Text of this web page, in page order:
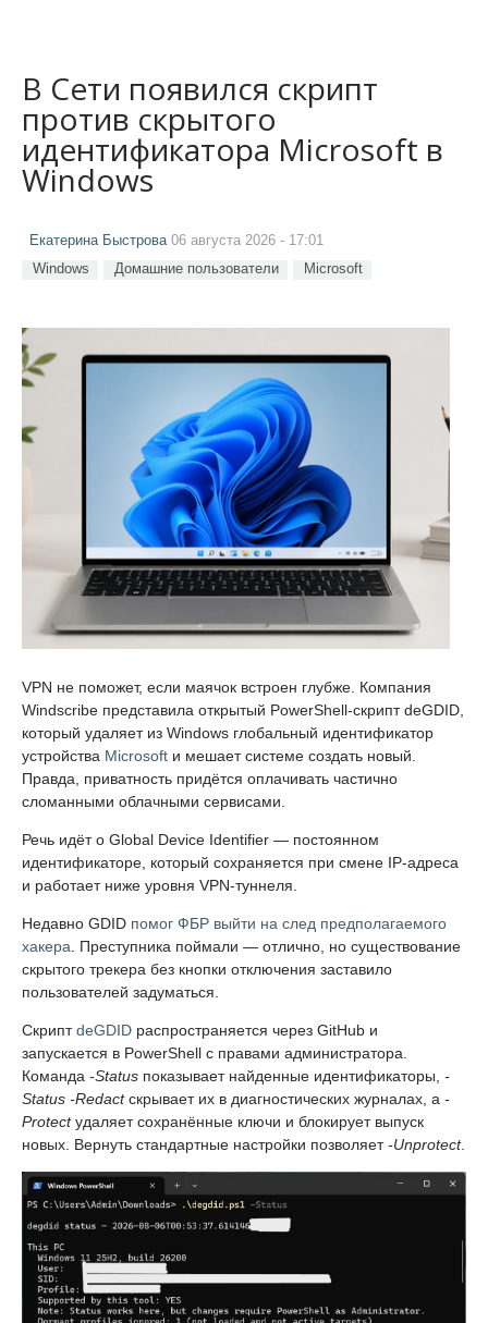
В Сети появился скрипт
против скрытого
идентификатора Microsoft в
Windows
Екатерина Быстрова06 августа 2026 - 17:01
Windows Домашние пользователи Microsoft
VPN не поможет, если маячок встроен глубже. Компания
Windscribe представила открытый PowerShell-скрипт deGDID,
который удаляет из Windows глобальный идентификатор
устройства Microsoft и мешает системе создать новый.
Правда, приватность придётся оплачивать частично
сломанными облачными сервисами.
Речь идёт о Global Device Identifier — постоянном
идентификаторе, который сохраняется при смене IP-адреса
и работает ниже уровня VPN-туннеля.
Недавно GDID помог ФБР выйти на след предполагаемого
хакера . Преступника поймали — отлично, но существование
скрытого трекера без кнопки отключения заставило
пользователей задуматься.
СкриптdeGDID распространяется через GitHub и
запускается в PowerShell с правами администратора.
Команда -Status показывает найденные идентификаторы, -
Status -Redactскрывает их в диагностических журналах, а -
Protectудаляет сохранённые ключи и блокирует выпуск
новых. Вернуть стандартные настройки позволяет-Unprotect.